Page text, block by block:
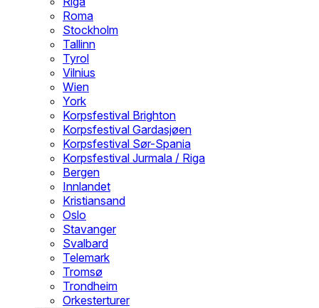
Roma
Stockholm
Tallinn
Tyrol
Vilnius
Wien
York
Korpsfestival Brighton
Korpsfestival Gardasjøen
Korpsfestival Sør-Spania
Korpsfestival Jurmala / Riga
Bergen
Innlandet
Kristiansand
Oslo
Stavanger
Svalbard
Telemark
Tromsø
Trondheim
Orkesterturer